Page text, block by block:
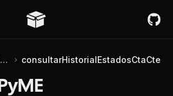
Factura MiPyME consultarHistorialEstadosCtaCte